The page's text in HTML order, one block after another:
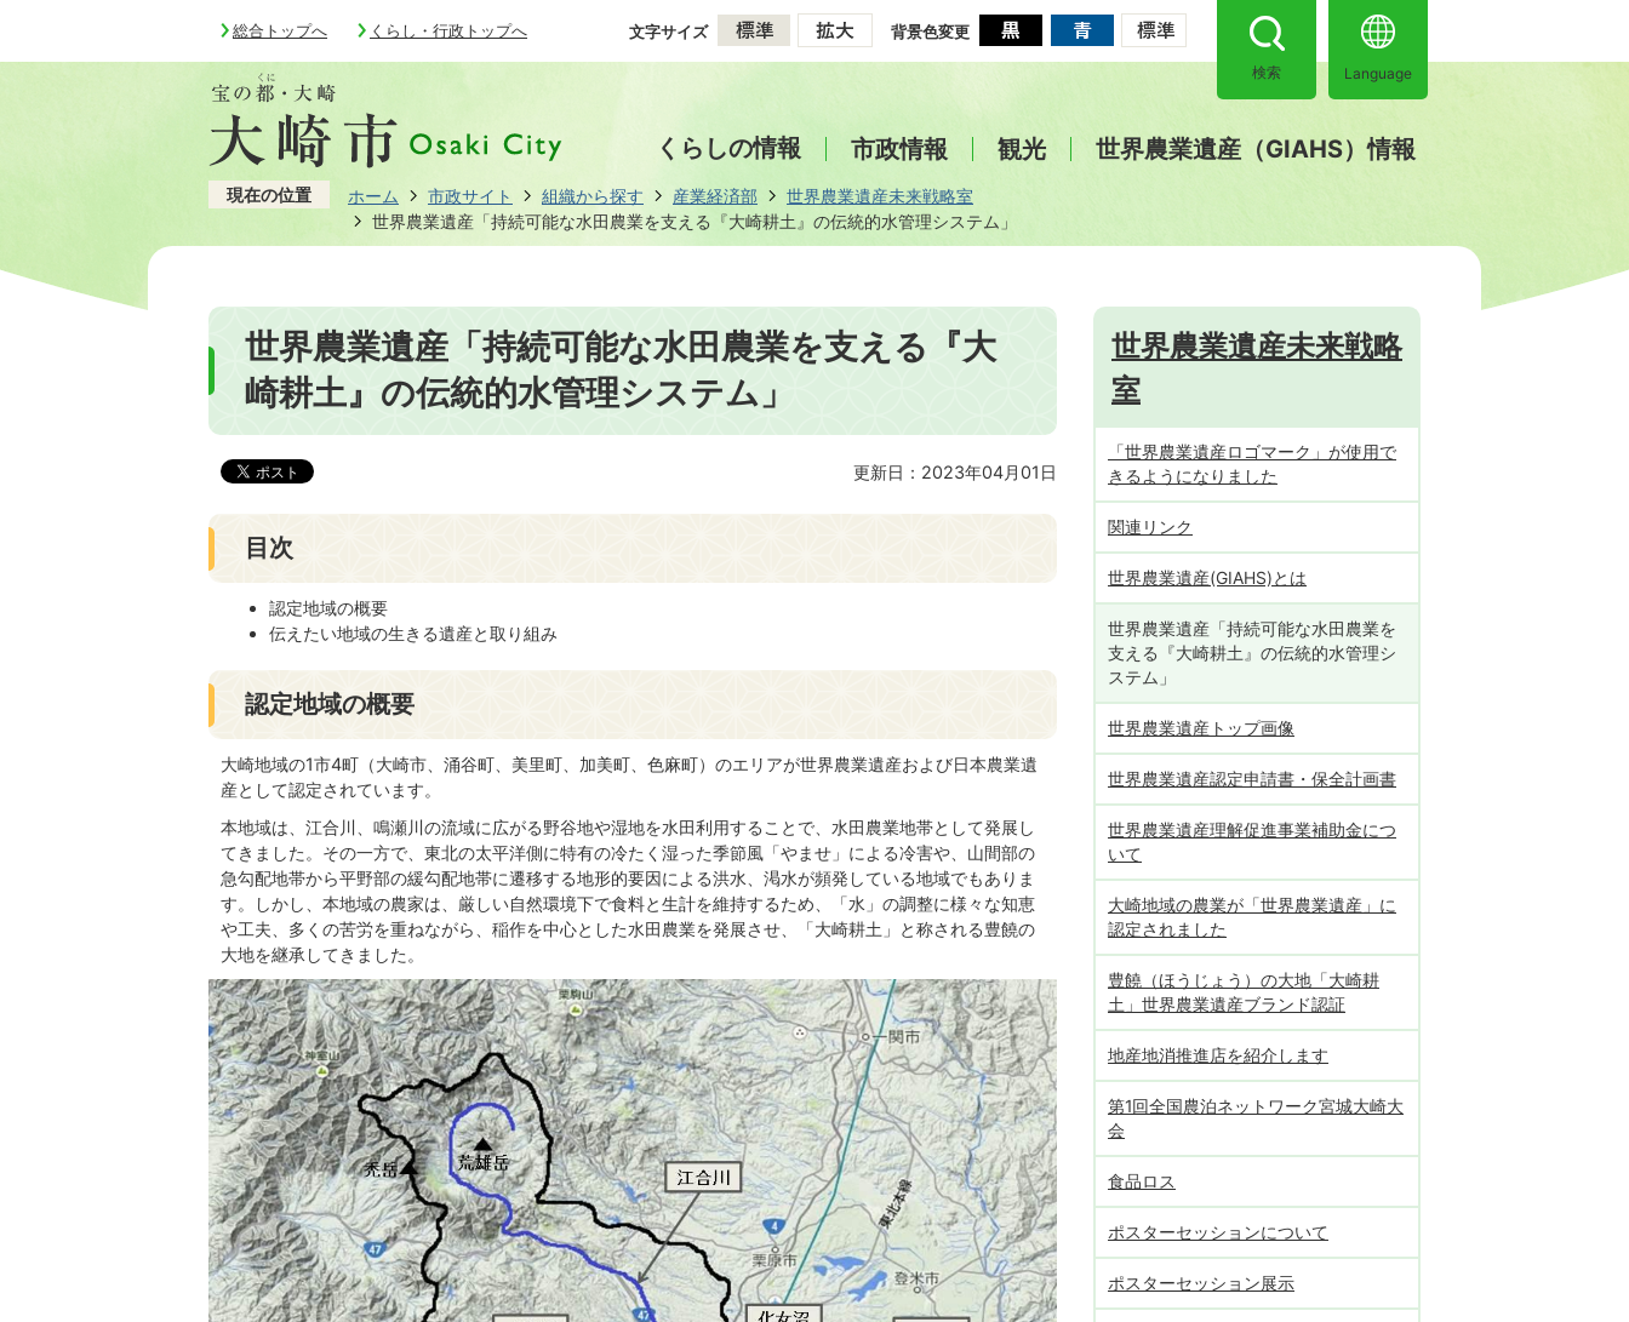
総合トップへ くらし・行政トップへ 文字サイズ 背景色変更
検索 Language
くらしの情報 市政情報 観光 世界農業遺産（GIAHS）情報
現在の位置 ホーム 市政サイト 組織から探す 産業経済部
世界農業遺産未来戦略室
世界農業遺産「持続可能な水田農業を支える『大崎耕土』の伝統的水管理システム」
世界農業遺産「持続可能な水田農業を支える『大
崎耕土』の伝統的水管理システム」
更新日：2023年04月01日
目次
認定地域の概要
伝えたい地域の生きる遺産と取り組み
認定地域の概要
大崎地域の1市4町（大崎市、涌谷町、美里町、加美町、色麻町）のエリアが世界農業遺産および日本農業遺
産として認定されています。
本地域は、江合川、鳴瀬川の流域に広がる野谷地や湿地を水田利用することで、水田農業地帯として発展し
てきました。その一方で、東北の太平洋側に特有の冷たく湿った季節風「やませ」による冷害や、山間部の
急勾配地帯から平野部の緩勾配地帯に遷移する地形的要因による洪水、渇水が頻発している地域でもありま
す。しかし、本地域の農家は、厳しい自然環境下で食料と生計を維持するため、「水」の調整に様々な知恵
や工夫、多くの苦労を重ねながら、稲作を中心とした水田農業を発展させ、「大崎耕土」と称される豊饒の
大地を継承してきました。
世界農業遺産未来戦略
室
「世界農業遺産ロゴマーク」が使用で
きるようになりました
関連リンク
世界農業遺産(GIAHS)とは
世界農業遺産「持続可能な水田農業を
支える『大崎耕土』の伝統的水管理シ
ステム」
世界農業遺産トップ画像
世界農業遺産認定申請書・保全計画書
世界農業遺産理解促進事業補助金につ
いて
大崎地域の農業が「世界農業遺産」に
認定されました
豊饒（ほうじょう）の大地「大崎耕
土」世界農業遺産ブランド認証
地産地消推進店を紹介します
第1回全国農泊ネットワーク宮城大崎大
会
食品ロス
ポスターセッションについて
ポスターセッション展示